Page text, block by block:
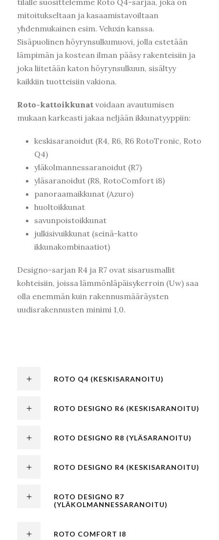
mitoitukseltaan ja kasaamistavoiltaan
yhdenmukainen esim. Veluxin kanssa.
Sisäpuolinen höyrynsulkumuovi, jolla estetään
lämpimän ja kostean ilman pääsy rakenteisiin ja
joka liitetään katon höyrynsulkuun, sisältyy
kaikkiin tuotteisiin vakiona.
Roto-kattoikkunat voidaan avautumisen
mukaan karkeasti jakaa neljään ikkunatyyppiin:
keskisaranoidut (R4, R6, R6 RotoTronic, Roto
Q4)
yläkolmannessaranoidut (R7)
yläsaranoidut (R8, RotoComfort i8)
panoraamaikkunat (Azuro)
huoltoikkunat
savunpoistoikkunat
julkisivuikkunat (seinä-katto
ikkunakombinaatiot)
Designo-sarjan R4 ja R7 ovat sisarusmallit
kohteisiin, joissa lämmönläpäisykerroin (Uw) saa
olla enemmän kuin rakennusmääräysten
uudisrakennusten minimi 1,0.
ROTO Q4 (KESKISARANOITU)
ROTO DESIGNO R6 (KESKISARANOITU)
ROTO DESIGNO R8 (YLÄSARANOITU)
ROTO DESIGNO R4 (KESKISARANOITU)
ROTO DESIGNO R7
(YLÄKOLMANNESSARANOITU)
ROTO COMFORT I8